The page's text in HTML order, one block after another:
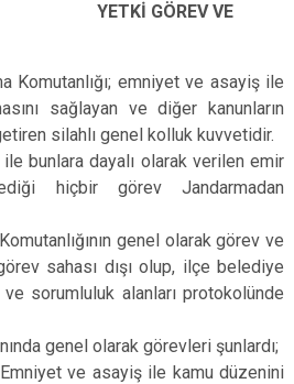
VE
emniyet ve asayiş ile
sağlayan ve diğer kanunların
silahlı genel kolluk kuvvetidir.
dayalı olarak verilen emir
hiçbir görev Jandarmadan
genel olarak görev ve
sahası dışı olup, ilçe belediye
sorumluluk alanları protokolünde
genel olarak görevleri şunlardı;
ve asayiş ile kamu düzenini